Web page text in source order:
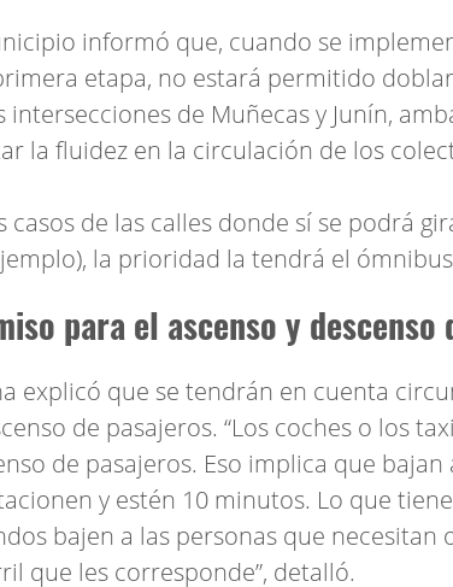
informó que, cuando se
etapa, no estará permitido
intersecciones de Muñecas y Junín,
la fluidez en la circulación de los
casos de las calles donde sí se podrá
la prioridad la tendrá el
para el ascenso y descenso
explicó que se tendrán en cuenta
de pasajeros. “Los coches o los
de pasajeros. Eso implica que
y estén 10 minutos. Lo que
bajen a las personas que necesitan
que les corresponde”, detalló.